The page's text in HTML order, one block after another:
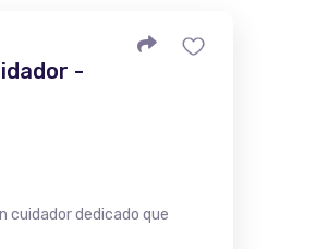
-
cuidador dedicado que